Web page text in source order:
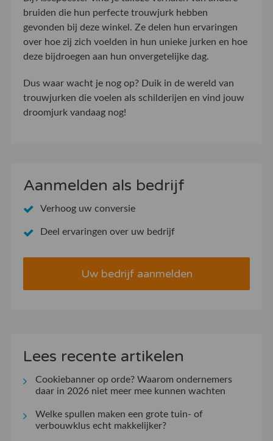
bruiden die hun perfecte trouwjurk hebben
gevonden bij deze winkel. Ze delen hun ervaringen
over hoe zij zich voelden in hun unieke jurken en hoe
deze bijdroegen aan hun onvergetelijke dag.
Dus waar wacht je nog op? Duik in de wereld van
trouwjurken die voelen als schilderijen en vind jouw
droomjurk vandaag nog!
Aanmelden als bedrijf
Verhoog uw conversie
Deel ervaringen over uw bedrijf
Uw bedrijf aanmelden
Lees recente artikelen
Cookiebanner op orde? Waarom ondernemers
daar in 2026 niet meer mee kunnen wachten
Welke spullen maken een grote tuin- of
verbouwklus echt makkelijker?